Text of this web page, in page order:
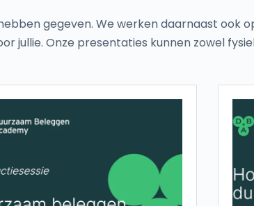
gegeven. We werken daarnaast ook
jullie. Onze presentaties kunnen zowel